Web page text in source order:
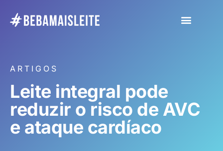
ARTIGOS
Leite integral pode
reduzir o risco de AVC
e ataque cardíaco